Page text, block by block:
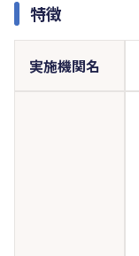
特徴
実施機関名